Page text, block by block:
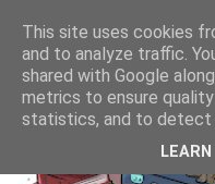
This site uses cookies
and to analyze traffic.
shared with Google
metrics to ensure
statistics, and to detect